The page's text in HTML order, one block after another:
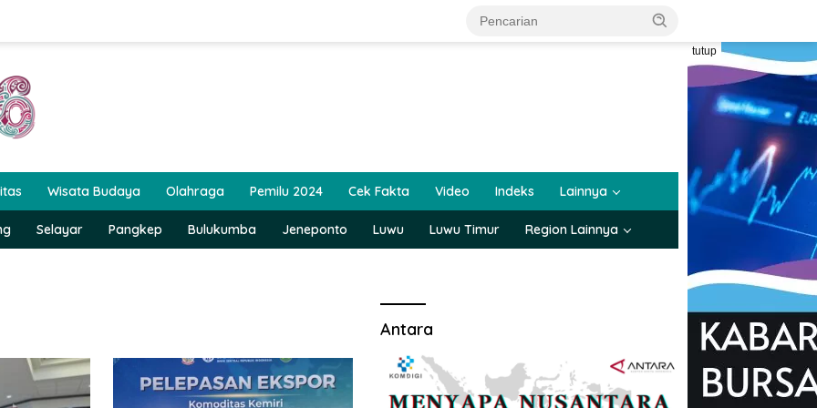
tutup
Wisata Budaya Olahraga Pemilu 2024 Cek Fakta Video Indeks Lainnya
Selayar Pangkep Bulukumba Jeneponto Luwu Luwu Timur Region Lainnya
Antara